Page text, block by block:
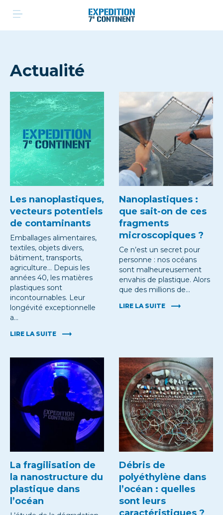
Actualité
Les nanoplastiques,
vecteurs potentiels
de contaminants
Emballages alimentaires,
textiles, objets divers,
bâtiment, transports,
agriculture… Depuis les
années 40, les matières
plastiques sont
incontournables. Leur
longévité exceptionnelle
a…
LIRE LA SUITE
Nanoplastiques :
que sait-on de ces
fragments
microscopiques ?
Ce n’est un secret pour
personne : nos océans
sont malheureusement
envahis de plastique. Alors
que des millions de…
LIRE LA SUITE
La fragilisation de
la nanostructure du
plastique dans
l’océan
Débris de
polyéthylène dans
l’océan : quelles
sont leurs
caractéristiques ?